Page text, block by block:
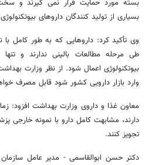
بسته مورد حمایت قرار نمی گیرند و
بسیاری از تولید کنندگان داروهای
وی تأکید کرد: داروهایی که به طور کامل با
طی مرحله مطالعات بالینی ندارند و
بیوتکنولوژی اعمال شود. از نظر وزارت
وارد بازار دارویی کشور شود قابل مصرف
معاون غذا و داروی وزارت بهداشت افزود:
دارند، مشابهت کامل دارو با نمونه خارجی
تجویز کنند.
دکتر حسن ابوالقاسمی - مدیر عامل سازمان